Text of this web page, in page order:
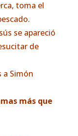
toma el
se apareció
de
a Simón
más que